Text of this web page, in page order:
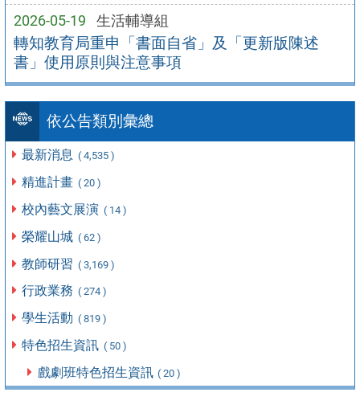
2026-05-19 生活輔導組
轉知教育局重申「書面自省」及「更新版陳述
書」使用原則與注意事項
依公告類別彙總
最新消息 ( 4,535 )
精進計畫 ( 20 )
校內藝文展演 ( 14 )
榮耀山城 ( 62 )
教師研習 ( 3,169 )
行政業務 ( 274 )
學生活動 ( 819 )
特色招生資訊 ( 50 )
戲劇班特色招生資訊 ( 20 )